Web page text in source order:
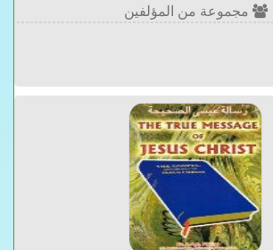
مجموعة من المؤلفين